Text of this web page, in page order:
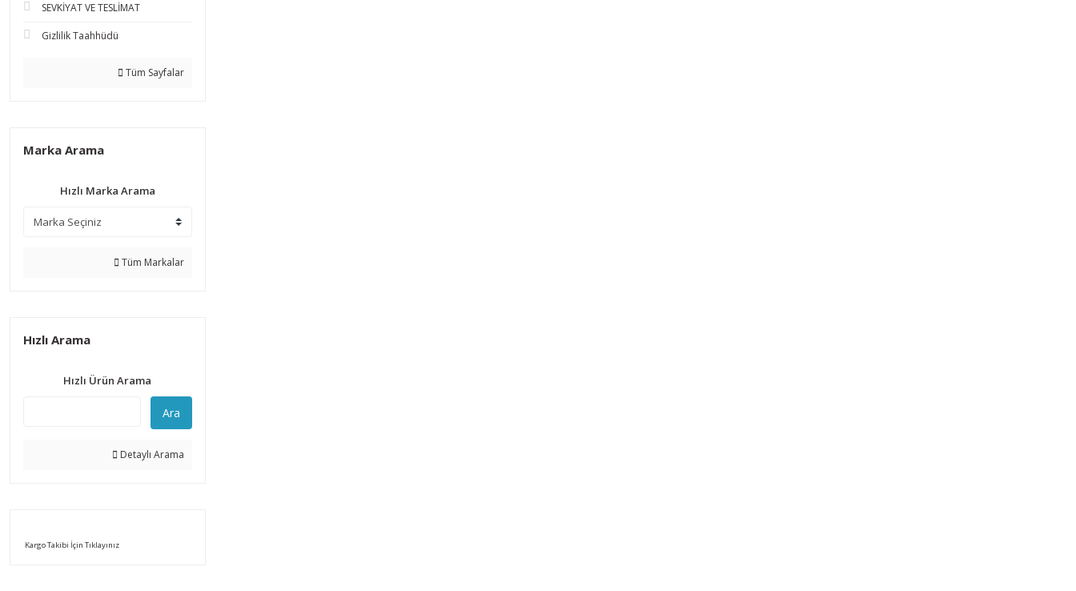
SEVKİYAT VE TESLİMAT
Gizlilik Taahhüdü
Tüm Sayfalar
Marka Arama
Hızlı Marka Arama
Tüm Markalar
Hızlı Arama
Hızlı Ürün Arama
Ara
Detaylı Arama
Kargo Takibi İçin Tıklayınız